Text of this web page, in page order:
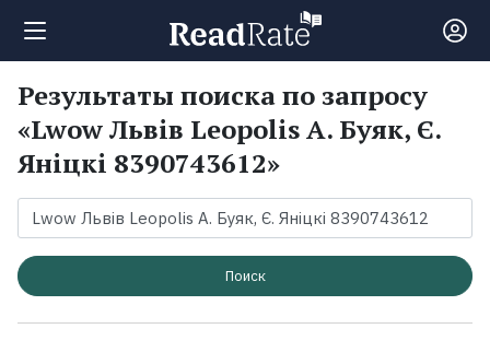
Поиск
Новости
Рейтинги
Результаты поиска по запросу
«Lwow Львів Leopolis А. Буяк, Є.
Яніцкі 8390743612»
Поиск